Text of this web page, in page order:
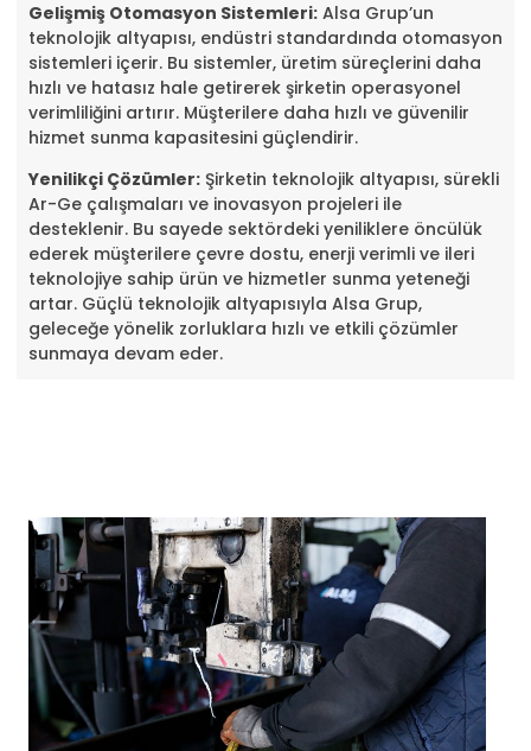
Gelişmiş Otomasyon Sistemleri: Alsa Grup’un
teknolojik altyapısı, endüstri standardında otomasyon
sistemleri içerir. Bu sistemler, üretim süreçlerini daha
hızlı ve hatasız hale getirerek şirketin operasyonel
verimliliğini artırır. Müşterilere daha hızlı ve güvenilir
hizmet sunma kapasitesini güçlendirir.
Yenilikçi Çözümler: Şirketin teknolojik altyapısı, sürekli
Ar-Ge çalışmaları ve inovasyon projeleri ile
desteklenir. Bu sayede sektördeki yeniliklere öncülük
ederek müşterilere çevre dostu, enerji verimli ve ileri
teknolojiye sahip ürün ve hizmetler sunma yeteneği
artar. Güçlü teknolojik altyapısıyla Alsa Grup,
geleceğe yönelik zorluklara hızlı ve etkili çözümler
sunmaya devam eder.